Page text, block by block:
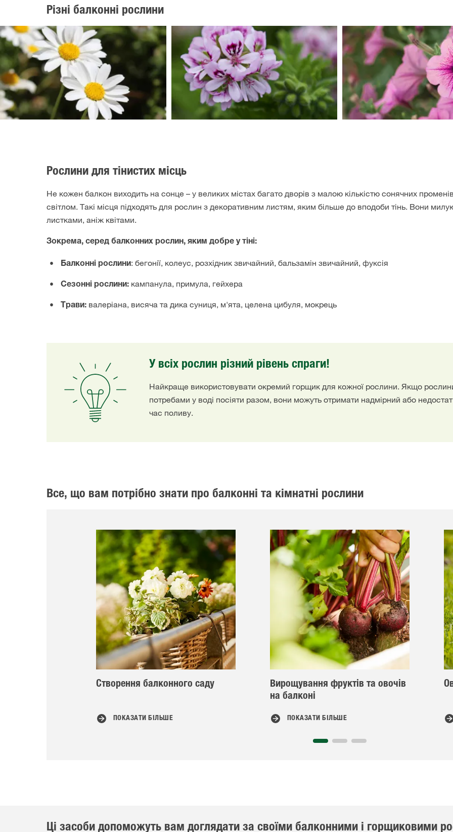
Різні балконні рослини
Рослини для тінистих місць
Не кожен балкон виходить на сонце – у великих містах багато дворів з малою кількістю сонячних
світлом. Такі місця підходять для рослин з декоративним листям, яким більше до вподоби тінь. Вони
листками, аніж квітами.
Зокрема, серед балконних рослин, яким добре у тіні:
Балконні рослини: бегонії, колеус, розхідник звичайний, бальзамін звичайний, фуксія
Сезонні рослини: кампанула, примула, гейхера
Трави: валеріана, висяча та дика суниця, м'ята, целена цибуля, мокрець
У всіх рослин різний рівень спраги!
Найкраще використовувати окремий горщик для кожної рослини. Якщо
потребами у воді посіяти разом, вони можуть отримати надмірний або
час поливу.
Все, що вам потрібно знати про балконні та кімнатні рослини
Створення балконного саду
ПОКАЗАТИ БІЛЬШЕ
Вирощування фруктів та овочів
на балконі
ПОКАЗАТИ БІЛЬШЕ
Ці засоби допоможуть вам доглядати за своїми балконними і горщиковими